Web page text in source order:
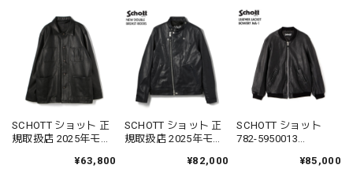
SCHOTT ショット 正
規取扱店 2025年モデ
LEATHER COVERALL
¥63,800
SCHOTT ショット 正
規取扱店 2025年モデ
DOUBLE BREAST¥82,000
SCHOTT ショット
782-5950013
BOWERY レザージャ
¥85,000